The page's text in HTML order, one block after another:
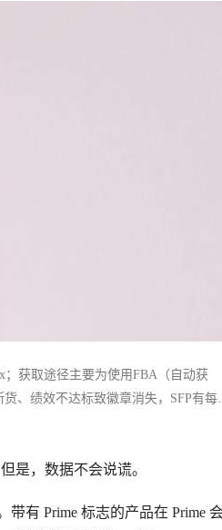
获取途径主要为使用FBA（自动获
、绩效不达标致徽章消失，SFP有每
是，数据不会说谎。
有 Prime 标志的产品在 Prime